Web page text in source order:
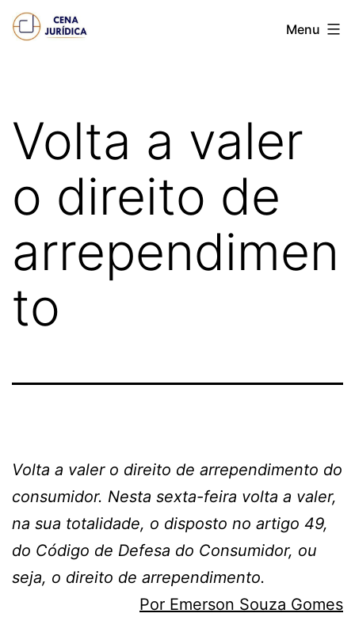
Pular
para
Cena
Menu
Volta a valer
o direito de
arrependimen
to
Volta a valer o direito de arrependimento do
consumidor. Nesta sexta-feira volta a valer,
na sua totalidade, o disposto no artigo 49,
do Código de Defesa do Consumidor, ou
seja, o direito de arrependimento.
Por Emerson Souza Gomes